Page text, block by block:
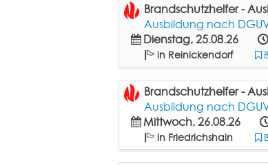
Brandschutzhelfer -
Ausbildung nach
Dienstag, 25.08.26
in Reinickendorf
Brandschutzhelfer -
Ausbildung nach
Mittwoch, 26.08.26
in Friedrichshain